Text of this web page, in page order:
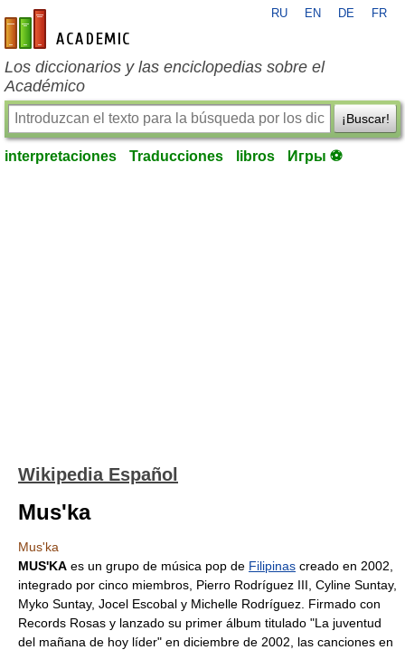
es-academic.com
RU EN DE FR
Los diccionarios y las enciclopedias sobre el
Académico
¡Buscar!
interpretaciones Traducciones libros Игры ⚽
Wikipedia Español
Mus'ka
Mus'ka
MUS'KA es un grupo de música pop de Filipinas creado en 2002,
integrado por cinco miembros, Pierro Rodríguez III, Cyline Suntay,
Myko Suntay, Jocel Escobal y Michelle Rodríguez. Firmado con
Records Rosas y lanzado su primer álbum titulado "La juventud
del mañana de hoy líder" en diciembre de 2002, las canciones en